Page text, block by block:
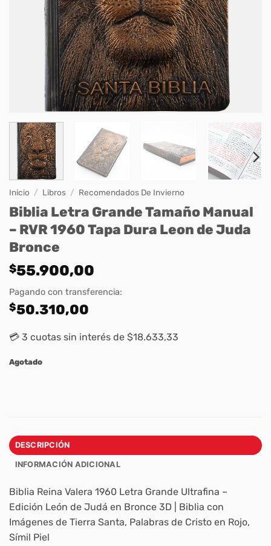
Inicio / Libros / Recomendados De Invierno
Biblia Letra Grande Tamaño Manual
– RVR 1960 Tapa Dura Leon de Juda
Bronce
$55.900,00
Pagando con transferencia:
$50.310,00
💳 3 cuotas sin interés de $18.633,33
Agotado
DESCRIPCIÓN
INFORMACIÓN ADICIONAL
Biblia Reina Valera 1960 Letra Grande Ultrafina –
Edición León de Judá en Bronce 3D | Biblia con
Imágenes de Tierra Santa, Palabras de Cristo en Rojo,
Símil Piel